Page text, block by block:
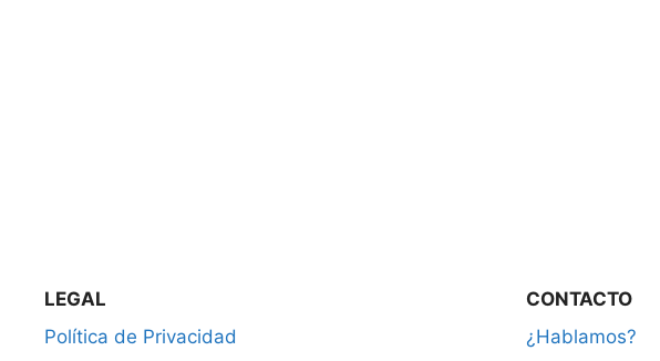
LEGAL
Política de Privacidad
CONTACTO
¿Hablamos?